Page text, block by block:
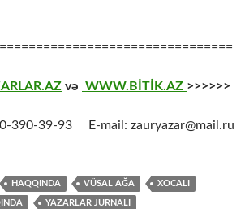
və WWW.BİTİK.AZ >>>>>>
390-39-93 E-mail: zauryazar@mail.ru
HAQQINDA VÜSAL AĞA XOCALI
YAZARLAR JURNALI